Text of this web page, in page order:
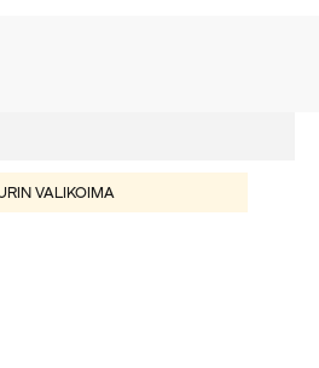
VALIKOIMA